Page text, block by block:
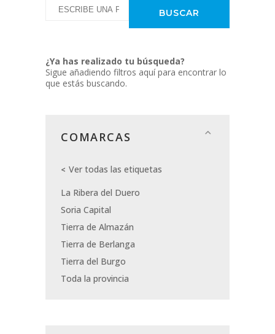
¿Ya has realizado tu búsqueda?
Sigue añadiendo filtros aquí para encontrar lo
que estás buscando.
COMARCAS
Ver todas las etiquetas
La Ribera del Duero
Soria Capital
Tierra de Almazán
Tierra de Berlanga
Tierra del Burgo
Toda la provincia